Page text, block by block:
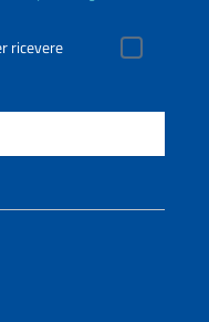
ricevere